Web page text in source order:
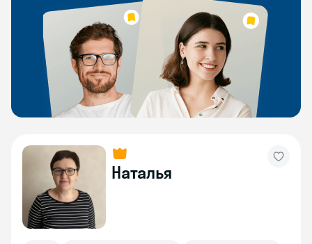
Наталья